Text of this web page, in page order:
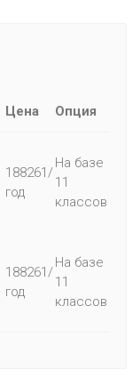
Цена Опция
188261/
год
На базе
11
классов
188261/
год
На базе
11
классов